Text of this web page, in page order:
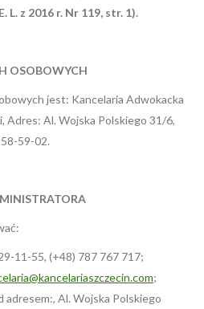
L. z 2016 r. Nr 119, str. 1).
OSOBOWYCH
jest: Kancelaria Adwokacka
Adres: Al. Wojska Polskiego 31/6,
59-02.
11-55, (+48) 787 767 717;
;
adresem:, Al. Wojska Polskiego